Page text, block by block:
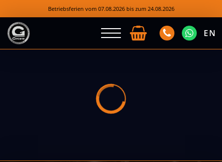
Betriebsferien vom 07.08.2026 bis zum 24.08.2026
EN